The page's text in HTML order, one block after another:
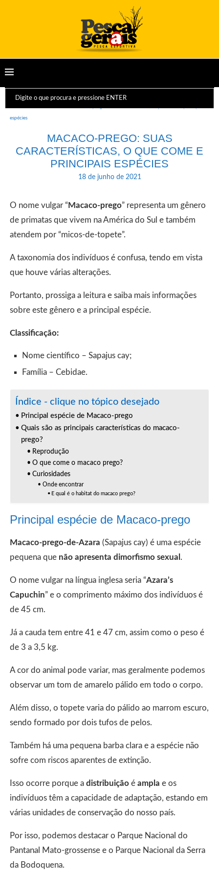
espécies
MACACO-PREGO: SUAS
CARACTERÍSTICAS, O QUE COME E
PRINCIPAIS ESPÉCIES
18 de junho de 2021
O nome vulgar “ Macaco-prego” representa um gênero
de primatas que vivem na América do Sul e também
atendem por “micos-de-topete”.
A taxonomia dos indivíduos é confusa, tendo em vista
que houve várias alterações.
Portanto, prossiga a leitura e saiba mais informações
sobre este gênero e a principal espécie.
Classificação:
Nome científico – Sapajus cay;
Família – Cebidae.
Índice - clique no tópico desejado
Principal espécie de Macaco-prego
Quais são as principais características do macaco-
prego?
Reprodução
O que come o macaco prego?
Curiosidades
Onde encontrar
E qual é o habitat do macaco prego?
Principal espécie de Macaco-prego
Macaco-prego-de-Azara (Sapajus cay) é uma espécie
pequena que não apresenta dimorfismo sexual .
O nome vulgar na língua inglesa seria “Azara’s
Capuchin” e o comprimento máximo dos indivíduos é
de 45 cm.
Já a cauda tem entre 41 e 47 cm, assim como o peso é
de 3 a 3,5 kg.
A cor do animal pode variar, mas geralmente podemos
observar um tom de amarelo pálido em todo o corpo.
Além disso, o topete varia do pálido ao marrom escuro,
sendo formado por dois tufos de pelos.
Também há uma pequena barba clara e a espécie não
sofre com riscos aparentes de extinção.
Isso ocorre porque a distribuição é ampla e os
indivíduos têm a capacidade de adaptação, estando em
várias unidades de conservação do nosso país.
Por isso, podemos destacar o Parque Nacional do
Pantanal Mato-grossense e o Parque Nacional da Serra
da Bodoquena.